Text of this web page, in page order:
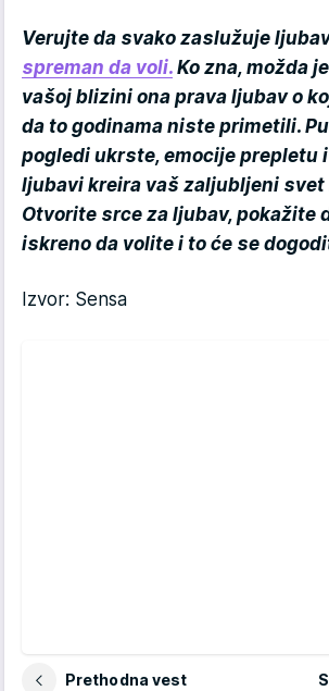
Verujte da svako zaslužuje
spreman da voli. Ko zna, možda
vašoj blizini ona prava ljubav o
da to godinama niste primetili.
pogledi ukrste, emocije prepletu
ljubavi kreira vaš zaljubljeni svet
Otvorite srce za ljubav, pokažite
iskreno da volite i to će se
Izvor: Sensa
Prethodna vest